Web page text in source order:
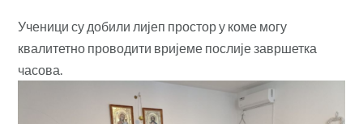
Ученици су добили лијеп простор у коме могу
квалитетно проводити вријеме послије завршетка
часова.